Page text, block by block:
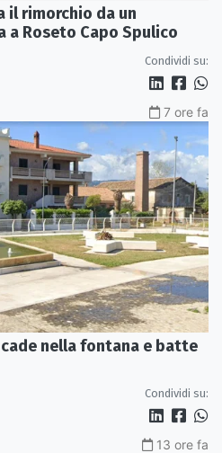
il rimorchio da un
Roseto Capo Spulico
Condividi su:
7 ore fa
cade nella fontana e batte
Condividi su:
13 ore fa